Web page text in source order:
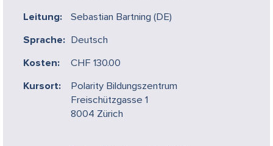
Leitung: Sebastian Bartning (DE)
Sprache: Deutsch
Kosten: CHF 130.00
Kursort:
Polarity Bildungszentrum
Freischützgasse 1
8004 Zürich